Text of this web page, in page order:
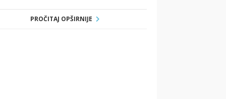
PROČITAJ OPŠIRNIJE